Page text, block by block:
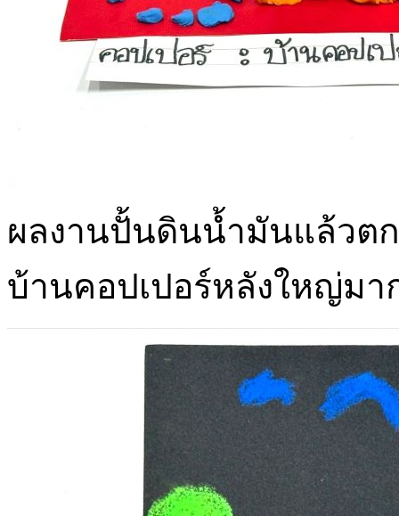
ผลงานปั้นดินน้ำมันแล้วต
บ้านคอปเปอร์หลังใหญ่มา